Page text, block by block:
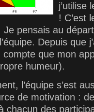
j’utilise
! C’est
pensais au
Depuis que
que mon
humeur).
l’équipe s’est
de motivation :
chacun des